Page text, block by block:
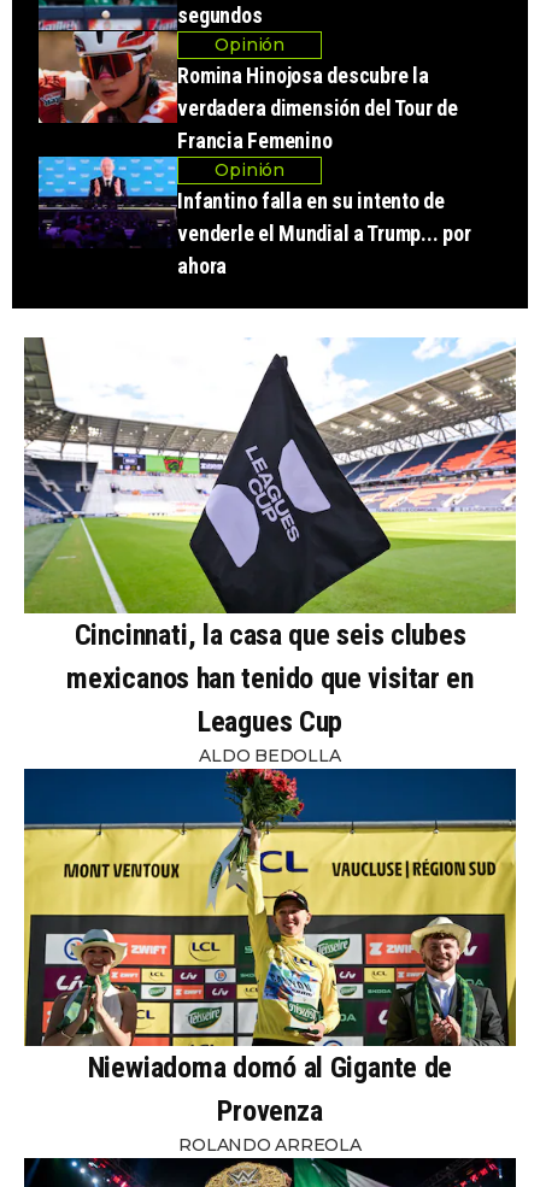
segundos
Opinión
Romina Hinojosa descubre la
verdadera dimensión del Tour de
Francia Femenino
Opinión
Infantino falla en su intento de
venderle el Mundial a Trump... por
ahora
Cincinnati, la casa que seis clubes
mexicanos han tenido que visitar en
Leagues Cup
ALDO BEDOLLA
Niewiadoma domó al Gigante de
Provenza
ROLANDO ARREOLA